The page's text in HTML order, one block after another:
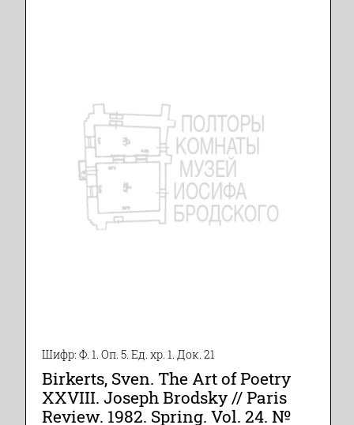
Шифр: Ф. 1. Оп. 5. Ед. хр. 1. Док. 21
Birkerts, Sven. The Art of Poetry
XXVIII. Joseph Brodsky // Paris
Review. 1982. Spring. Vol. 24. №